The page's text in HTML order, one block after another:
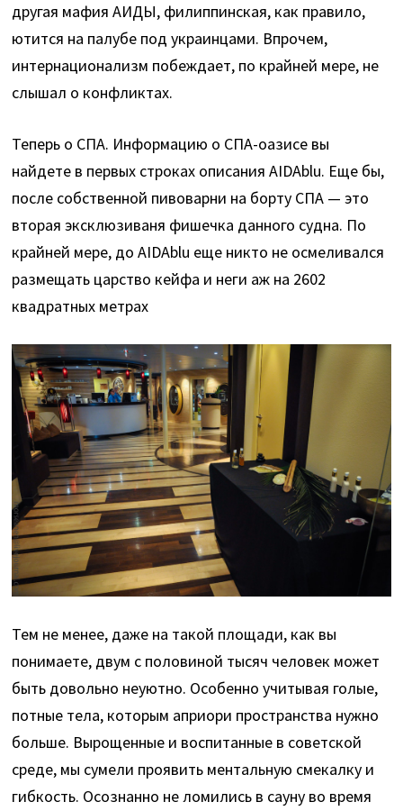
другая мафия АИДЫ, филиппинская, как правило,
ютится на палубе под украинцами. Впрочем,
интернационализм побеждает, по крайней мере, не
слышал о конфликтах.
Теперь о СПА. Информацию о СПА-оазисе вы
найдете в первых строках описания AIDAblu. Еще бы,
после собственной пивоварни на борту СПА — это
вторая эксклюзиваня фишечка данного судна. По
крайней мере, до AIDAblu еще никто не осмеливался
размещать царство кейфа и неги аж на 2602
квадратных метрах
Тем не менее, даже на такой площади, как вы
понимаете, двум с половиной тысяч человек может
быть довольно неуютно. Особенно учитывая голые,
потные тела, которым априори пространства нужно
больше. Вырощенные и воспитанные в советской
среде, мы сумели проявить ментальную смекалку и
гибкость. Осознанно не ломились в сауну во время